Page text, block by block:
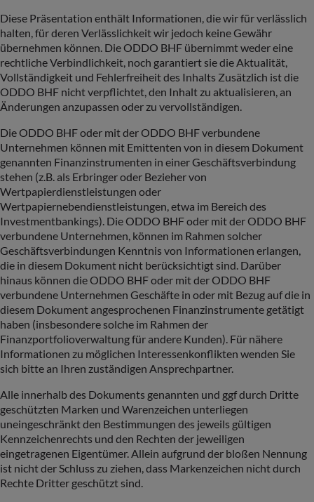
Diese Präsentation enthält Informationen, die wir für verlässlich
halten, für deren Verlässlichkeit wir jedoch keine Gewähr
übernehmen können. Die ODDO BHF übernimmt weder eine
rechtliche Verbindlichkeit, noch garantiert sie die Aktualität,
Vollständigkeit und Fehlerfreiheit des Inhalts Zusätzlich ist die
ODDO BHF nicht verpflichtet, den Inhalt zu aktualisieren, an
Änderungen anzupassen oder zu vervollständigen.
Die ODDO BHF oder mit der ODDO BHF verbundene
Unternehmen können mit Emittenten von in diesem Dokument
genannten Finanzinstrumenten in einer Geschäftsverbindung
stehen (z.B. als Erbringer oder Bezieher von
Wertpapierdienstleistungen oder
Wertpapiernebendienstleistungen, etwa im Bereich des
Investmentbankings). Die ODDO BHF oder mit der ODDO BHF
verbundene Unternehmen, können im Rahmen solcher
Geschäftsverbindungen Kenntnis von Informationen erlangen,
die in diesem Dokument nicht berücksichtigt sind. Darüber
hinaus können die ODDO BHF oder mit der ODDO BHF
verbundene Unternehmen Geschäfte in oder mit Bezug auf die in
diesem Dokument angesprochenen Finanzinstrumente getätigt
haben (insbesondere solche im Rahmen der
Finanzportfolioverwaltung für andere Kunden). Für nähere
Informationen zu möglichen Interessenkonflikten wenden Sie
sich bitte an Ihren zuständigen Ansprechpartner.
Alle innerhalb des Dokuments genannten und ggf durch Dritte
geschützten Marken und Warenzeichen unterliegen
uneingeschränkt den Bestimmungen des jeweils gültigen
Kennzeichenrechts und den Rechten der jeweiligen
eingetragenen Eigentümer. Allein aufgrund der bloßen Nennung
ist nicht der Schluss zu ziehen, dass Markenzeichen nicht durch
Rechte Dritter geschützt sind.